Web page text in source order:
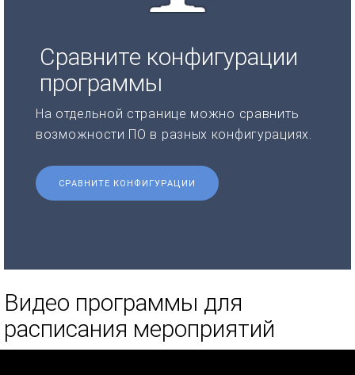
Сравните конфигурации
программы
На отдельной странице можно сравнить
возможности ПО в разных конфигурациях.
СРАВНИТЕ КОНФИГУРАЦИИ
Видео программы для
расписания мероприятий